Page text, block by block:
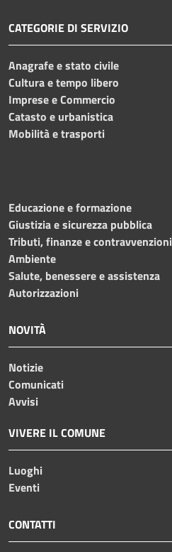
CATEGORIE DI SERVIZIO
Anagrafe e stato civile
Cultura e tempo libero
Imprese e Commercio
Catasto e urbanistica
Mobilità e trasporti
Educazione e formazione
Giustizia e sicurezza pubblica
Tributi, finanze e contravvenzioni
Ambiente
Salute, benessere e assistenza
Autorizzazioni
NOVITÀ
Notizie
Comunicati
Avvisi
VIVERE IL COMUNE
Luoghi
Eventi
CONTATTI